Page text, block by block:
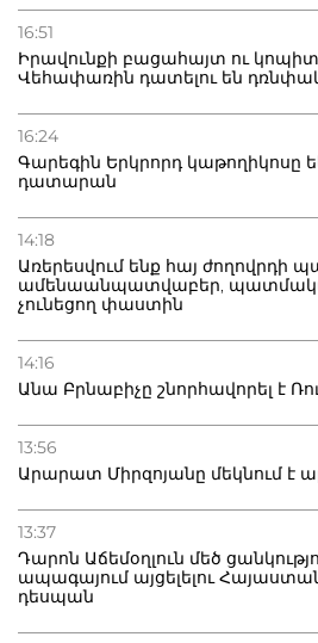
16:51
Իրավունքի բացահայտ ու
Վեհափառին դատելու են
16:24
Գարեգին Երկրորդ կաթողիկոսը
դատարան
14:18
Առերեսվում ենք հայ ժողովրդի
ամենաանպատվաբեր,
չունեցող փաստին
14:16
Անա Բրնաբիչը շնորհավորել է
13:56
Արարատ Միրզոյանը մեկնում է
13:37
Դարոն Աճեմօղլուն մեծ
ապագայում այցելելու
դեսպան